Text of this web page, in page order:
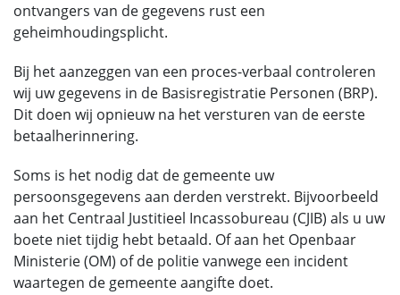
ontvangers van de gegevens rust een
geheimhoudingsplicht.
Bij het aanzeggen van een proces-verbaal controleren
wij uw gegevens in de Basisregistratie Personen (BRP).
Dit doen wij opnieuw na het versturen van de eerste
betaalherinnering.
Soms is het nodig dat de gemeente uw
persoonsgegevens aan derden verstrekt. Bijvoorbeeld
aan het Centraal Justitieel Incassobureau (CJIB) als u uw
boete niet tijdig hebt betaald. Of aan het Openbaar
Ministerie (OM) of de politie vanwege een incident
waartegen de gemeente aangifte doet.